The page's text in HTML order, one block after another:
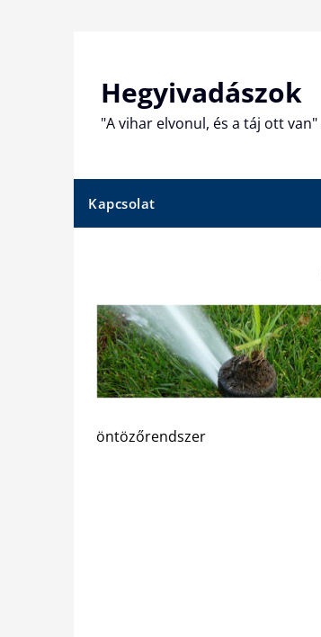
Hegyivadászok
"A vihar elvonul, és a táj ott
Kapcsolat
öntözőrendszer